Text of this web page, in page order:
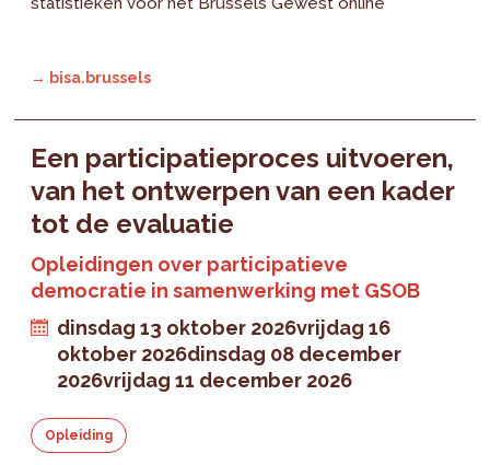
→ bisa.brussels
Een participatieproces uitvoeren,
van het ontwerpen van een kader
tot de evaluatie
Opleidingen over participatieve
democratie in samenwerking met GSOB
dinsdag 13 oktober 2026vrijdag 16
oktober 2026dinsdag 08 december
2026vrijdag 11 december 2026
Opleiding